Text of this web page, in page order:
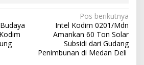
Pos berikutnya
Intel Kodim 0201/Mdn
Amankan 60 Ton Solar
Subsidi dari Gudang
Penimbunan di Medan Deli